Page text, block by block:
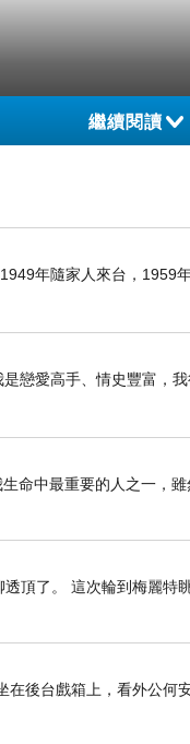
繼續閱讀
年隨家人來台，1959
戀愛高手、情史豐富，
命中最重要的人之一，
頂了。 這次輪到梅麗特
在後台戲箱上，看外公何